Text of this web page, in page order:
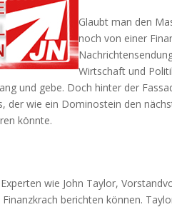
Glaubt man den
noch von einer
Wirtschaft und
und gebe. Doch hinter der
der wie ein Dominostein den
könnte.
wie John Taylor,
berichten können.